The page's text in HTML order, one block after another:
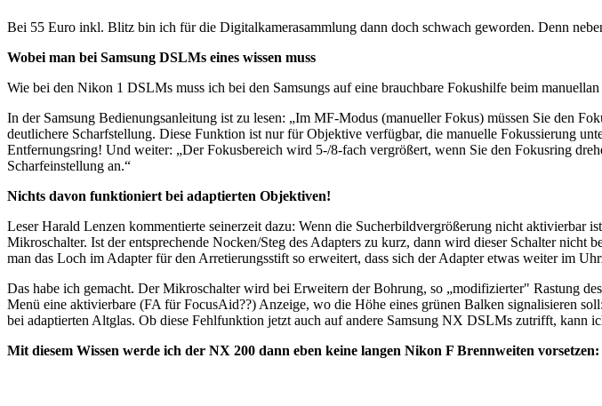
Bei 55 Euro inkl. Blitz bin ich für die Digitalkamerasammlung dann doch schwach geworden. Denn
Wobei man bei Samsung DSLMs eines wissen muss
Wie bei den Nikon 1 DSLMs muss ich bei den Samsungs auf eine brauchbare Fokushilfe beim
In der Samsung Bedienungsanleitung ist zu lesen: „Im MF-Modus (manueller Fokus) müssen Sie den
deutlichere Scharfstellung. Diese Funktion ist nur für Objektive verfügbar, die manuelle Fokussierung
Entfernungsring! Und weiter: „Der Fokusbereich wird 5-/8-fach vergrößert, wenn Sie den Fokusring
Scharfeinstellung an.“
Nichts davon funktioniert bei adaptierten Objektiven!
Leser Harald Lenzen kommentierte seinerzeit dazu: Wenn die Sucherbildvergrößerung nicht
Mikroschalter. Ist der entsprechende Nocken/Steg des Adapters zu kurz, dann wird dieser Schalter
man das Loch im Adapter für den Arretierungsstift so erweitert, dass sich der Adapter etwas weiter im
Das habe ich gemacht. Der Mikroschalter wird bei Erweitern der Bohrung, so „modifizierter" Rastung
Menü eine aktivierbare (FA für FocusAid??) Anzeige, wo die Höhe eines grünen Balken signalisieren
bei adaptierten Altglas. Ob diese Fehlfunktion jetzt auch auf andere Samsung NX DSLMs zutrifft, kann
Mit diesem Wissen werde ich der NX 200 dann eben keine langen Nikon F Brennweiten